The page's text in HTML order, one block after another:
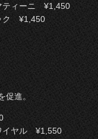
ティーニ ¥1,450
ク ¥1,450
促進。
イヤル ¥1,550